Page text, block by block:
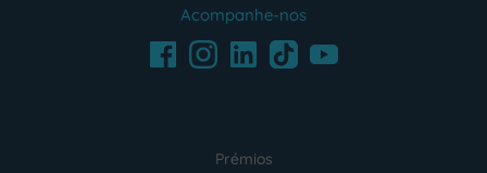
Acompanhe-nos
FacebookInstagramLinkedInTikTokYoutube
Prémios